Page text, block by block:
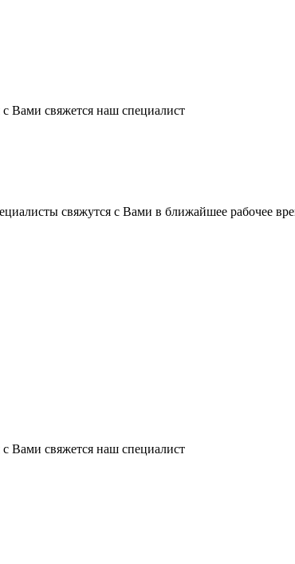
Вами свяжется наш специалист
свяжутся с Вами в ближайшее рабочее
Вами свяжется наш специалист